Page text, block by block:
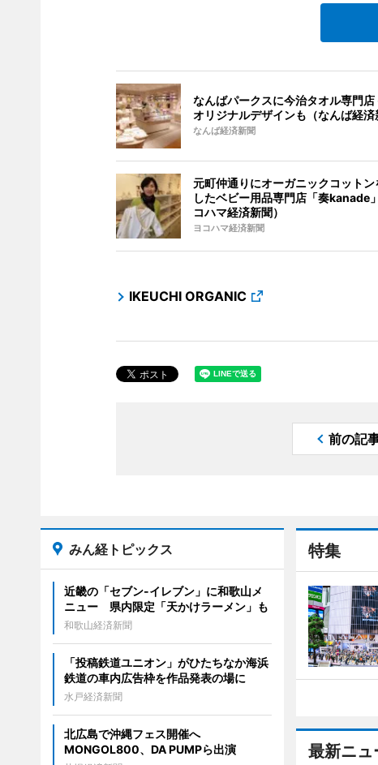
なんばパークスに今治タオル専門店
オリジナルデザインも（なんば経済
なんば経済新聞
元町仲通りにオーガニックコットン
したベビー用品専門店「奏kanade
コハマ経済新聞）
ヨコハマ経済新聞
IKEUCHI ORGANIC
前の記
特集
最新ニュ
みん経トピックス
近畿の「セブン-イレブン」に和歌山メ
ニュー 県内限定「天かけラーメン」も
和歌山経済新聞
「投稿鉄道ユニオン」がひたちなか海浜
鉄道の車内広告枠を作品発表の場に
水戸経済新聞
北広島で沖縄フェス開催へ
MONGOL800、DA PUMPら出演